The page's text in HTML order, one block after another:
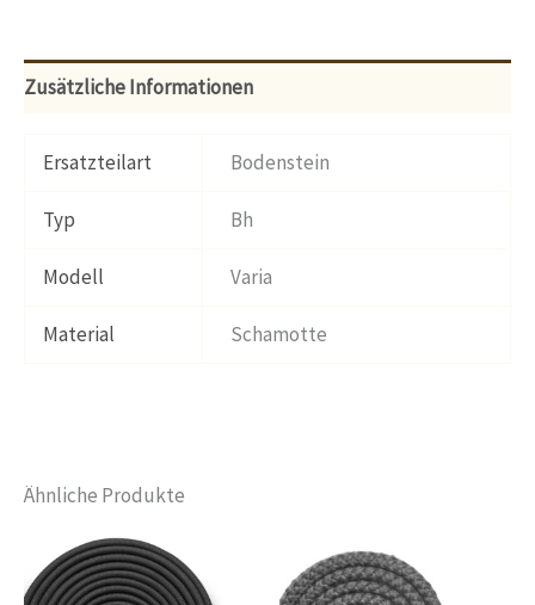
Zusätzliche Informationen
Ersatzteilart Bodenstein
Typ Bh
Modell Varia
Material Schamotte
Ähnliche Produkte